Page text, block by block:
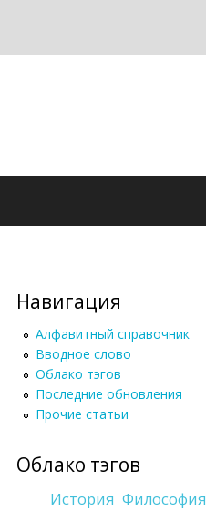
Навигация
Алфавитный справочник
Вводное слово
Облако тэгов
Последние обновления
Прочие статьи
Облако тэгов
История Философия